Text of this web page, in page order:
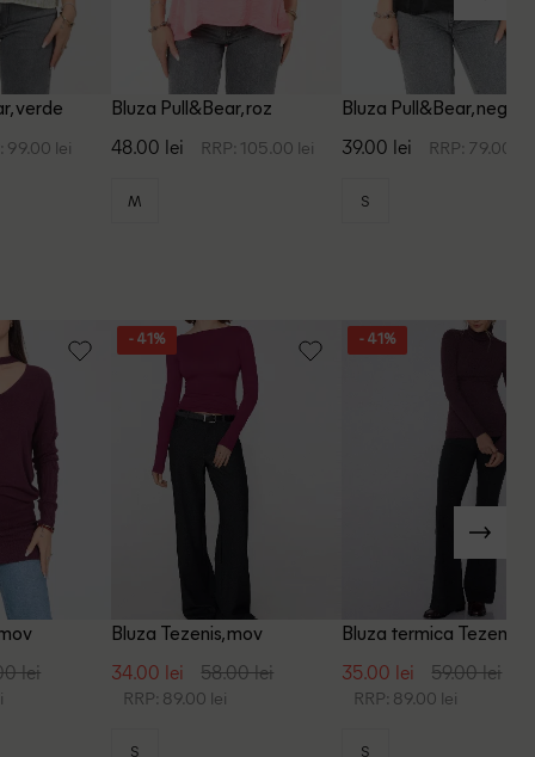
verde
99.00 lei
Bluza Pull&Bear, roz
48.00 lei RRP: 105.00 lei
M
Bluza Pull&Bear, negru
39.00 lei RRP: 79.00 lei
S
lei
- 41%
Bluza Tezenis, mov
34.00 lei 58.00 lei
RRP: 89.00 lei
S
- 41%
Bluza termica Tezenis,
35.00 lei 59.00 lei
RRP: 89.00 lei
S